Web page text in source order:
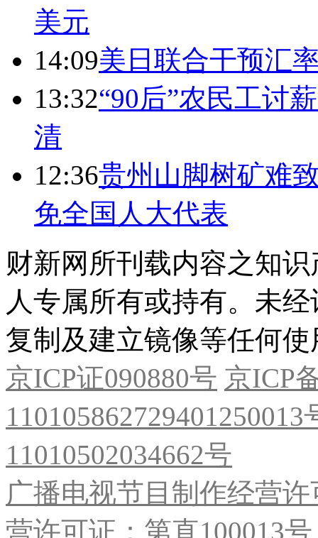
美元
14:09美日联合干预汇
13:32“90后”农民工讨
清
12:36贵州山脚树矿难
免全国人大代表
财新网所刊载内容之知
人专属所有或持有。未
复制及建立镜像等任何使
京ICP证090880号 京ICP
11010502034662号
广播电视节目制作经营
营许可证：第直100013号